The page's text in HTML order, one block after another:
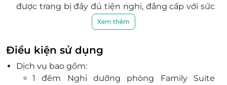
được trang bị đầy đủ tiện nghi, đẳng cấp với sức
chứa lên tới 3.500 khách cùng vẻ đẹp thiên
nhiên nguyên sơ, hấp dẫn.
Tận hưởng những dịch vụ đẳng cấp, chuyên
nghiệp như: Nhà hàng, sân golf, phòng tập
gym, Zoo Safari Park, khu vui chơi trẻ em, bể bơi
ngoài trời, nurture spa, trò chơi dưới nước vô
Xem thêm
Điều kiện sử dụng
Dịch vụ bao gồm:
1 đêm Nghỉ dưỡng phòng Family Suite